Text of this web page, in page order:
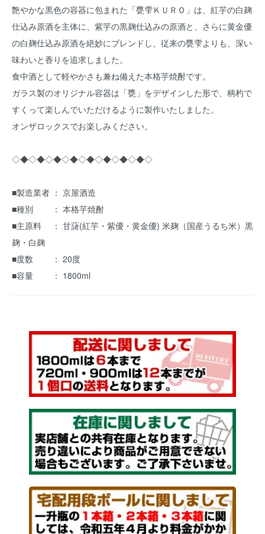
艶やかな黒色の容器に包まれた「甕雫ＫＵＲＯ」は、紅芋の白麹
仕込み原酒を主体に、紫芋の黒麹仕込みの原酒と、さらに黄金優
の白麹仕込み原酒を絶妙にブレンドし、従来の甕雫よりも、深い
味わいと香りを追求しました。
食中酒として軽やかさも兼ね備えた本格芋焼酎です。
ガラス製のオリジナル容器は「甕」をデザインした形で、柄杓で
すくって楽しんでいただけるように製作いたしました。
オンザロックスでお楽しみください。
◇◆◇◆◇◆◇◆◇◆◇◆◇◆◇◆◇
■製造業者 ： 京屋酒造
■種別 ： 本格芋焼酎
■主原料 ： 甘藷(紅芋・紫優・黄金優) 米麹（国産うるち米）黒
麹・白麹
■度数 ： 20度
■容量 ： 1800ml